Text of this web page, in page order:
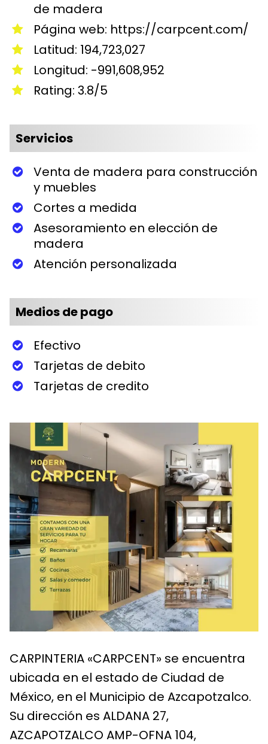
de madera
Página web: https://carpcent.com/
Latitud: 194,723,027
Longitud: -991,608,952
Rating: 3.8/5
Servicios
Venta de madera para construcción
y muebles
Cortes a medida
Asesoramiento en elección de
madera
Atención personalizada
Medios de pago
Efectivo
Tarjetas de debito
Tarjetas de credito
CARPINTERIA «CARPCENT» se encuentra
ubicada en el estado de Ciudad de
México, en el Municipio de Azcapotzalco.
Su dirección es ALDANA 27,
AZCAPOTZALCO AMP-OFNA 104,